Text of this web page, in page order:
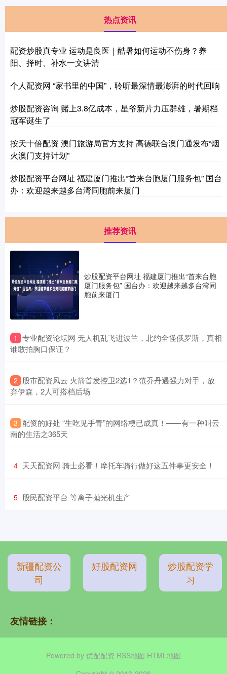
热点资讯
配资炒股真专业 运动是良医｜酷暑如何运动不伤身？养
阳、择时、补水一文讲清
个人配资网 “家书里的中国”，聆听最深情最澎湃的时代回响
炒股配资咨询 赌上3.8亿成本，星爷新片力压群雄，暑期档
冠军诞生了
按天十倍配资 澳门旅游局官方支持 高德联合澳门通发布“烟
火澳门支持计划”
炒股配资平台网址 福建厦门推出“首来台胞厦门服务包” 国台
办：欢迎越来越多台湾同胞前来厦门
推荐资讯
炒股配资平台网址 福建厦门推出“首来台胞
厦门服务包” 国台办：欢迎越来越多台湾同
胞前来厦门
1 ​专业配资论坛网 无人机乱飞进波兰，北约全怪俄罗斯，真相
谁敢拍胸口保证？
2 ​股市配资风云 火箭首发控卫2选1？范乔丹遇强力对手，放
弃伊森，2人可搭档后场
3 ​配资的好处 “生吃见手青”的网络梗已成真！——有一种叫云
南的生活之365天
4 ​天天配资网 骑士必看！摩托车骑行做好这五件事更安全！
5 ​股民配资平台 等离子抛光机生产
新疆配资公
司
好股配资网
炒股配资学
习
友情链接：
Powered by 优配配资 RSS地图 HTML地图